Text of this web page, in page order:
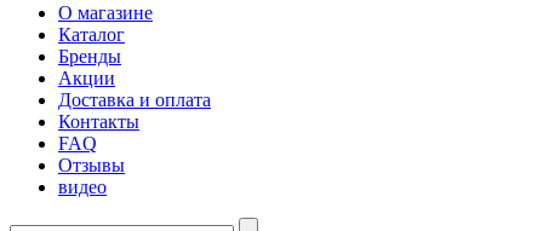
О магазине
Каталог
Бренды
Акции
Доставка и оплата
Контакты
FAQ
Отзывы
видео